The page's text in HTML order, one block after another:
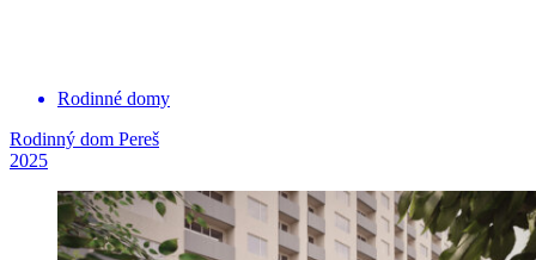
Rodinné domy
Rodinný dom Pereš
2025